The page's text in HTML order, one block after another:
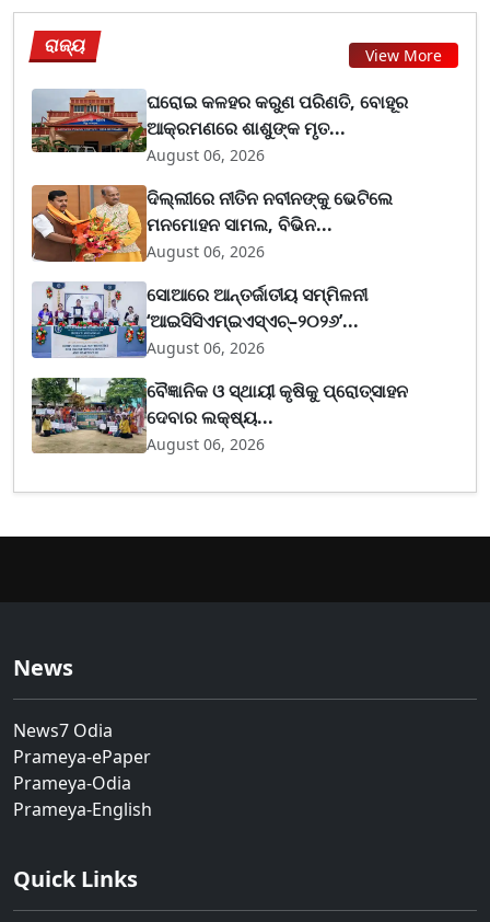
ରାଜ୍ୟ View More
ଘରୋଇ କଳହର କରୁଣ ପରିଣତି, ବୋହୂର
ଆକ୍ରମଣରେ ଶାଶୁଙ୍କ ମୃତ...
August 06, 2026
ଦିଲ୍ଲୀରେ ନୀତିନ ନବୀନଙ୍କୁ ଭେଟିଲେ
ମନମୋହନ ସାମଲ, ବିଭିନ...
August 06, 2026
ସୋଆରେ ଆନ୍ତର୍ଜାତୀୟ ସମ୍ମିଳନୀ
‘ଆଇସିସିଏମ୍ଇଏସ୍ଏଚ୍–୨୦୨୬’...
August 06, 2026
ବୈଜ୍ଞାନିକ ଓ ସ୍ଥାୟୀ କୃଷିକୁ ପ୍ରୋତ୍ସାହନ
ଦେବାର ଲକ୍ଷ୍ୟ...
August 06, 2026
News
News7 Odia
Prameya-ePaper
Prameya-Odia
Prameya-English
Quick Links